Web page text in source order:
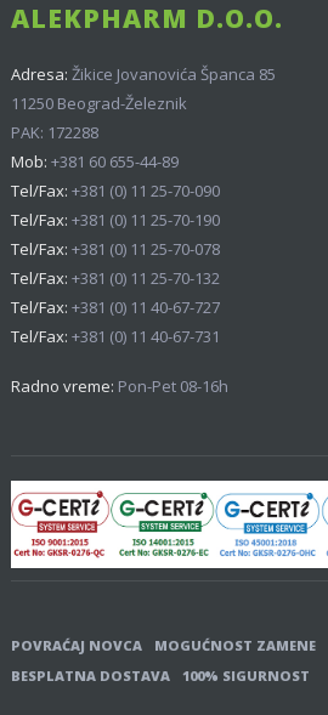
ALEKPHARM D.O.O.
Adresa: Žikice Jovanovića Španca 85
11250 Beograd-Železnik
PAK: 172288
Mob: +381 60 655-44-89
Tel/Fax: +381 (0) 11 25-70-090
Tel/Fax: +381 (0) 11 25-70-190
Tel/Fax: +381 (0) 11 25-70-078
Tel/Fax: +381 (0) 11 25-70-132
Tel/Fax: +381 (0) 11 40-67-727
Tel/Fax: +381 (0) 11 40-67-731
Radno vreme: Pon-Pet 08-16h
POVRAĆAJ NOVCA MOGUĆNOST ZAMENE
BESPLATNA DOSTAVA
100% SIGURNOST